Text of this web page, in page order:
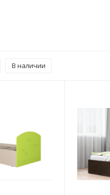
В наличии